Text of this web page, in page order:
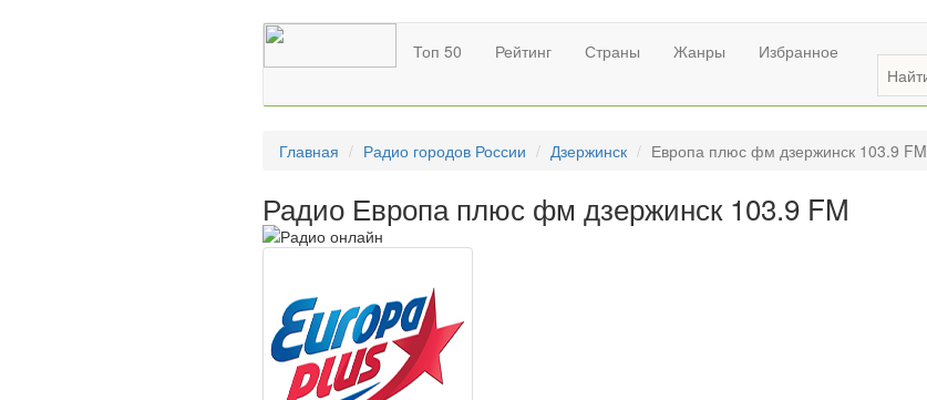
Топ 50 Рейтинг Страны Жанры Избранное
Главная Радио городов России Дзержинск Европа плюс фм дзержинск 103.9 FM
Радио Европа плюс фм дзержинск 103.9 FM